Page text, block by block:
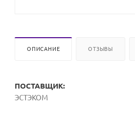
ОПИСАНИЕ ОТЗЫВЫ
ПОСТАВЩИК:
ЭСТЭКОМ